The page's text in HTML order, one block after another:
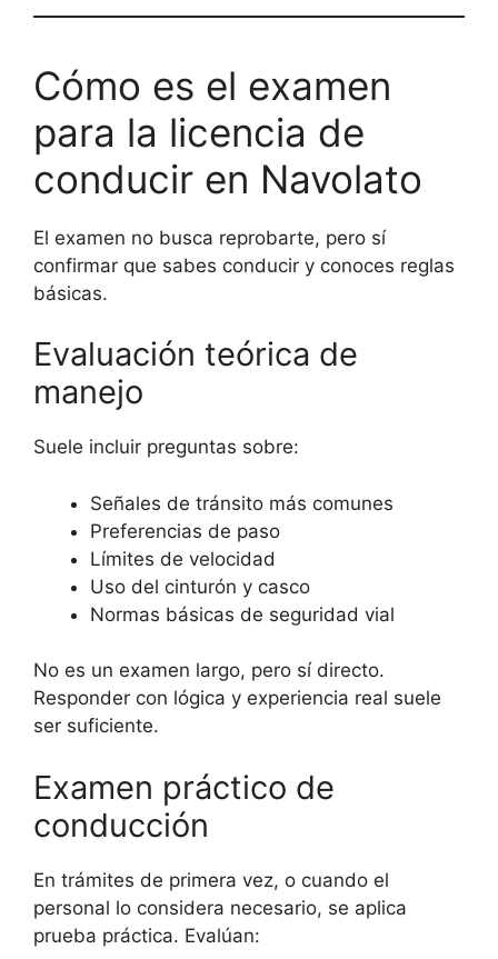
Cómo es el examen
para la licencia de
conducir en Navolato
El examen no busca reprobarte, pero sí
confirmar que sabes conducir y conoces reglas
básicas.
Evaluación teórica de
manejo
Suele incluir preguntas sobre:
Señales de tránsito más comunes
Preferencias de paso
Límites de velocidad
Uso del cinturón y casco
Normas básicas de seguridad vial
No es un examen largo, pero sí directo.
Responder con lógica y experiencia real suele
ser suficiente.
Examen práctico de
conducción
En trámites de primera vez, o cuando el
personal lo considera necesario, se aplica
prueba práctica. Evalúan: